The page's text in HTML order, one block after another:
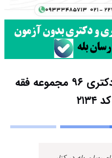
دانلود سؤالات آزمون دکتری ۹۶ مجموعه فقه